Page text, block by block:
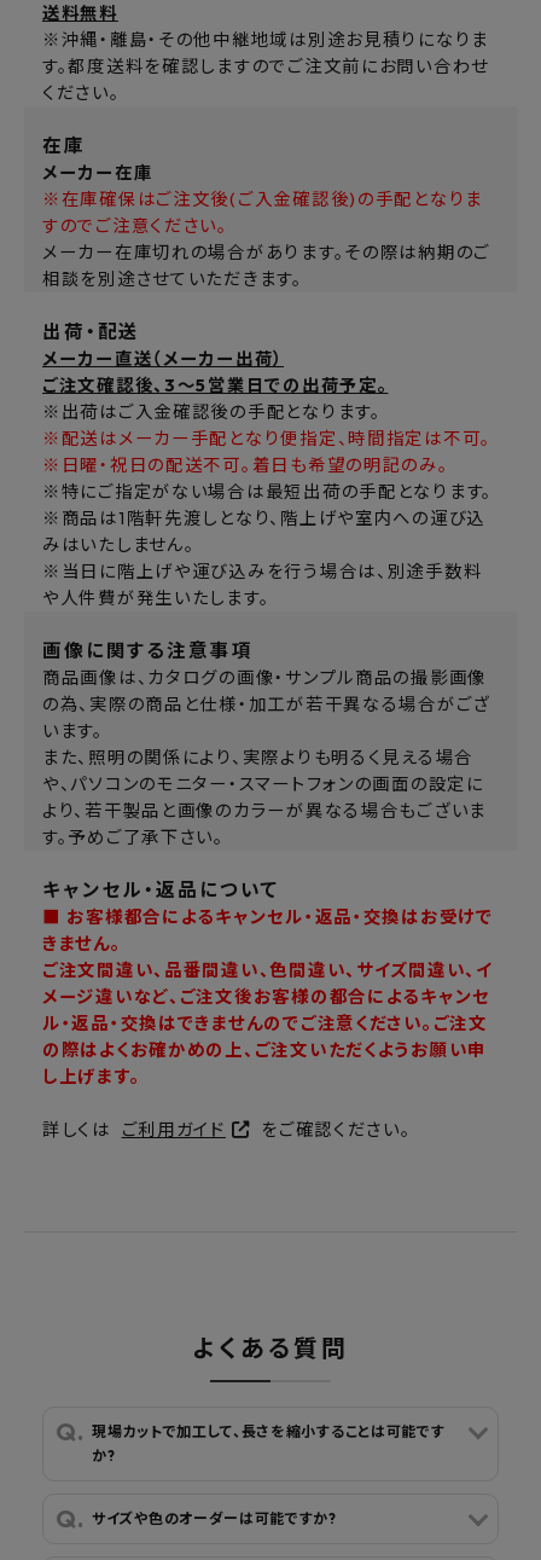
送料無料
※沖縄・離島・その他中継地域は別途お見積りになりま
す。都度送料を確認しますのでご注文前にお問い合わせ
ください。
在庫
メーカー在庫
※在庫確保はご注文後(ご入金確認後)の手配となりま
すのでご注意ください。
メーカー在庫切れの場合があります。その際は納期のご
相談を別途させていただきます。
出荷・配送
メーカー直送（メーカー出荷）
ご注文確認後、3～5営業日での出荷予定。
※出荷はご入金確認後の手配となります。
※配送はメーカー手配となり便指定、時間指定は不可。
※日曜・祝日の配送不可。着日も希望の明記のみ。
※特にご指定がない場合は最短出荷の手配となります。
※商品は1階軒先渡しとなり、階上げや室内への運び込
みはいたしません。
※当日に階上げや運び込みを行う場合は、別途手数料
や人件費が発生いたします。
画像に関する注意事項
商品画像は、カタログの画像・サンプル商品の撮影画像
の為、実際の商品と仕様・加工が若干異なる場合がござ
います。
また、照明の関係により、実際よりも明るく見える場合
や、パソコンのモニター・スマートフォンの画面の設定に
より、若干製品と画像のカラーが異なる場合もございま
す。予めご了承下さい。
キャンセル・返品について
■ お客様都合によるキャンセル・返品・交換はお受けで
きません。
ご注文間違い、品番間違い、色間違い、サイズ間違い、イ
メージ違いなど、ご注文後お客様の都合によるキャンセ
ル・返品・交換はできませんのでご注意ください。ご注文
の際はよくお確かめの上、ご注文いただくようお願い申
し上げます。
詳しくは ご利用ガイド をご確認ください。
よくある質問
現場カットで加工して、長さを縮小することは可能です
か?
サイズや色のオーダーは可能ですか?